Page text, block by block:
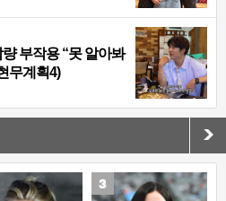
부작용 “못 알아봐
무계획4)